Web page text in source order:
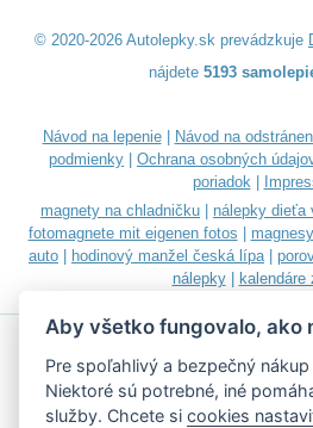
© 2020-2026 Autolepky.sk prevádzkuje
nájdete 5193
Návod na lepenie| Návod na
podmienky
Ochrana osobných
poriadok|
magnety na chladničku
nálepky dieťa
fotomagnete mit eigenen fotos
auto
hodinový manžel česká lípa|
nálepky| kalendáre
Aby všetko fungovalo, ako
Pre spoľahlivý a bezpečný
Niektoré sú potrebné, iné
služby. Chcete sicookies